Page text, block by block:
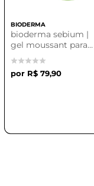
BIODERMA
bioderma sebium |
gel moussant para
pele oleosa
R$ 79,90